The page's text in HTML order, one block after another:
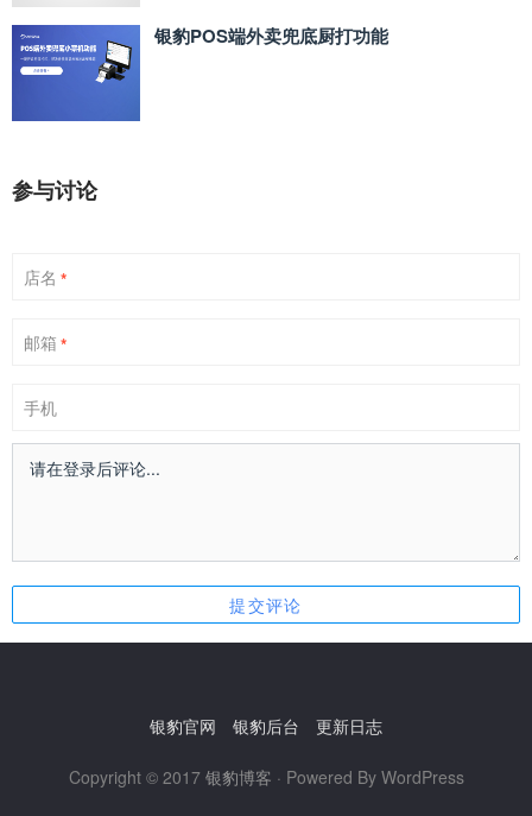
银豹POS端外卖兜底厨打功能
参与讨论
店名 *
邮箱 *
手机
银豹官网 银豹后台 更新日志
Copyright © 2017 银豹博客 · Powered By WordPress